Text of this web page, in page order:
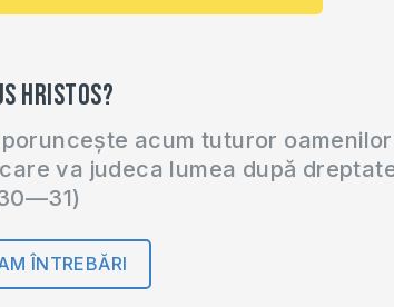
Hristos?
acum tuturor
va judeca lumea după
ÎNTREBĂRI